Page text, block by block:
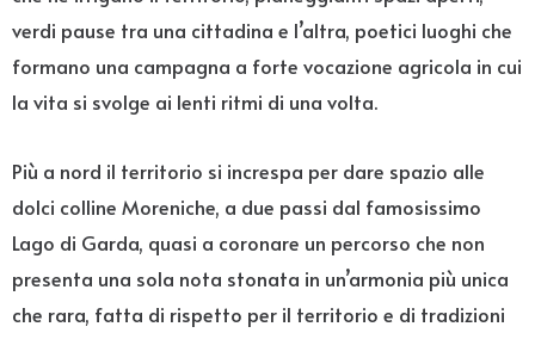
verdi pause tra una cittadina e l’altra, poetici luoghi che
formano una campagna a forte vocazione agricola in cui
la vita si svolge ai lenti ritmi di una volta.
Più a nord il territorio si increspa per dare spazio alle
dolci colline Moreniche, a due passi dal famosissimo
Lago di Garda, quasi a coronare un percorso che non
presenta una sola nota stonata in un’armonia più unica
che rara, fatta di rispetto per il territorio e di tradizioni